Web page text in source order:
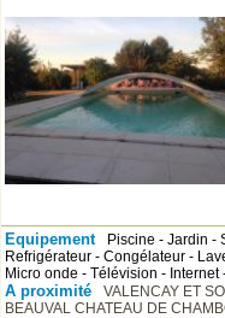
Equipement
Piscine - Jardin -
Refrigérateur - Congélateur -
Micro onde - Télévision -
A proximité VALENCAY ET
BEAUVAL CHATEAU DE